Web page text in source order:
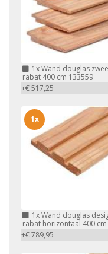
1xWand douglas
rabat 400 cm 133559
+€ 517,25
1xWand douglas
rabat horizontaal 400 cm
+€ 789,95
1x